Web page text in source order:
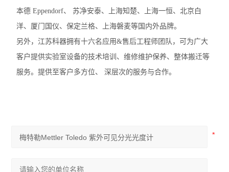
本德 Eppendorf、 苏净安泰、上海知楚、上海一恒、北京白
洋、厦门国仪、保定兰格、上海磐麦等国内外品牌。
另外，江苏科器拥有十六名应用&售后工程师团队，可为广大
客户提供实验室设备的技术培训、维修维护保养、整体搬迁等
服务。提供至客户多方位、 深层次的服务与合作。